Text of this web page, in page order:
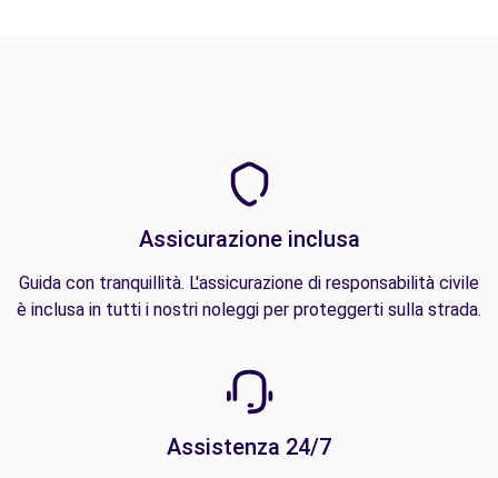
Assicurazione inclusa
Guida con tranquillità. L'assicurazione di responsabilità civile
è inclusa in tutti i nostri noleggi per proteggerti sulla strada.
Assistenza 24/7